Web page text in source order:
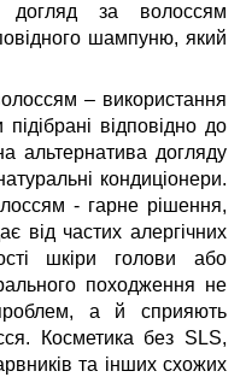
догляд за волоссям
шампуню, який
– використання
відповідно до
альтернатива догляду
кондиціонери.
- гарне рішення,
від частих алергічних
шкіри голови або
походження не
а й сприяють
Косметика без SLS,
та інших схожих